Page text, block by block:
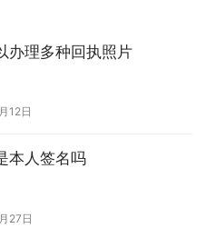
办理多种回执照片
12日
本人签名吗
27日